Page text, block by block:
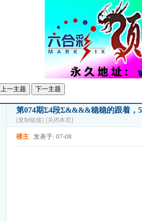
上一主题 下一主题
第074期Σ4段Σ&&&&稳稳的跟着，
[复制链接] [关闭本页]
楼主 发表于: 07-08